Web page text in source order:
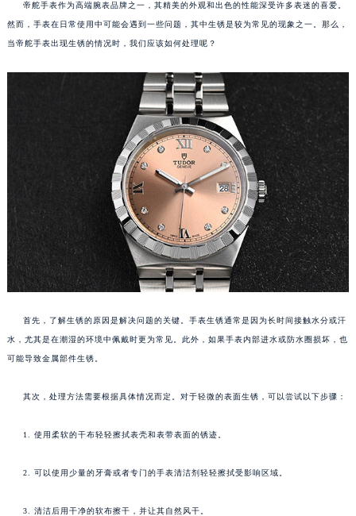
帝舵手表作为高端腕表品牌之一，其精美的外观和出色的性能深受许多表迷的喜爱。
然而，手表在日常使用中可能会遇到一些问题，其中生锈是较为常见的现象之一。那么，
当帝舵手表出现生锈的情况时，我们应该如何处理呢？
首先，了解生锈的原因是解决问题的关键。手表生锈通常是因为长时间接触水分或汗
水，尤其是在潮湿的环境中佩戴时更为常见。此外，如果手表内部进水或防水圈损坏，也
可能导致金属部件生锈。
其次，处理方法需要根据具体情况而定。对于轻微的表面生锈，可以尝试以下步骤：
1. 使用柔软的干布轻轻擦拭表壳和表带表面的锈迹。
2. 可以使用少量的牙膏或者专门的手表清洁剂轻轻擦拭受影响区域。
3. 清洁后用干净的软布擦干，并让其自然风干。